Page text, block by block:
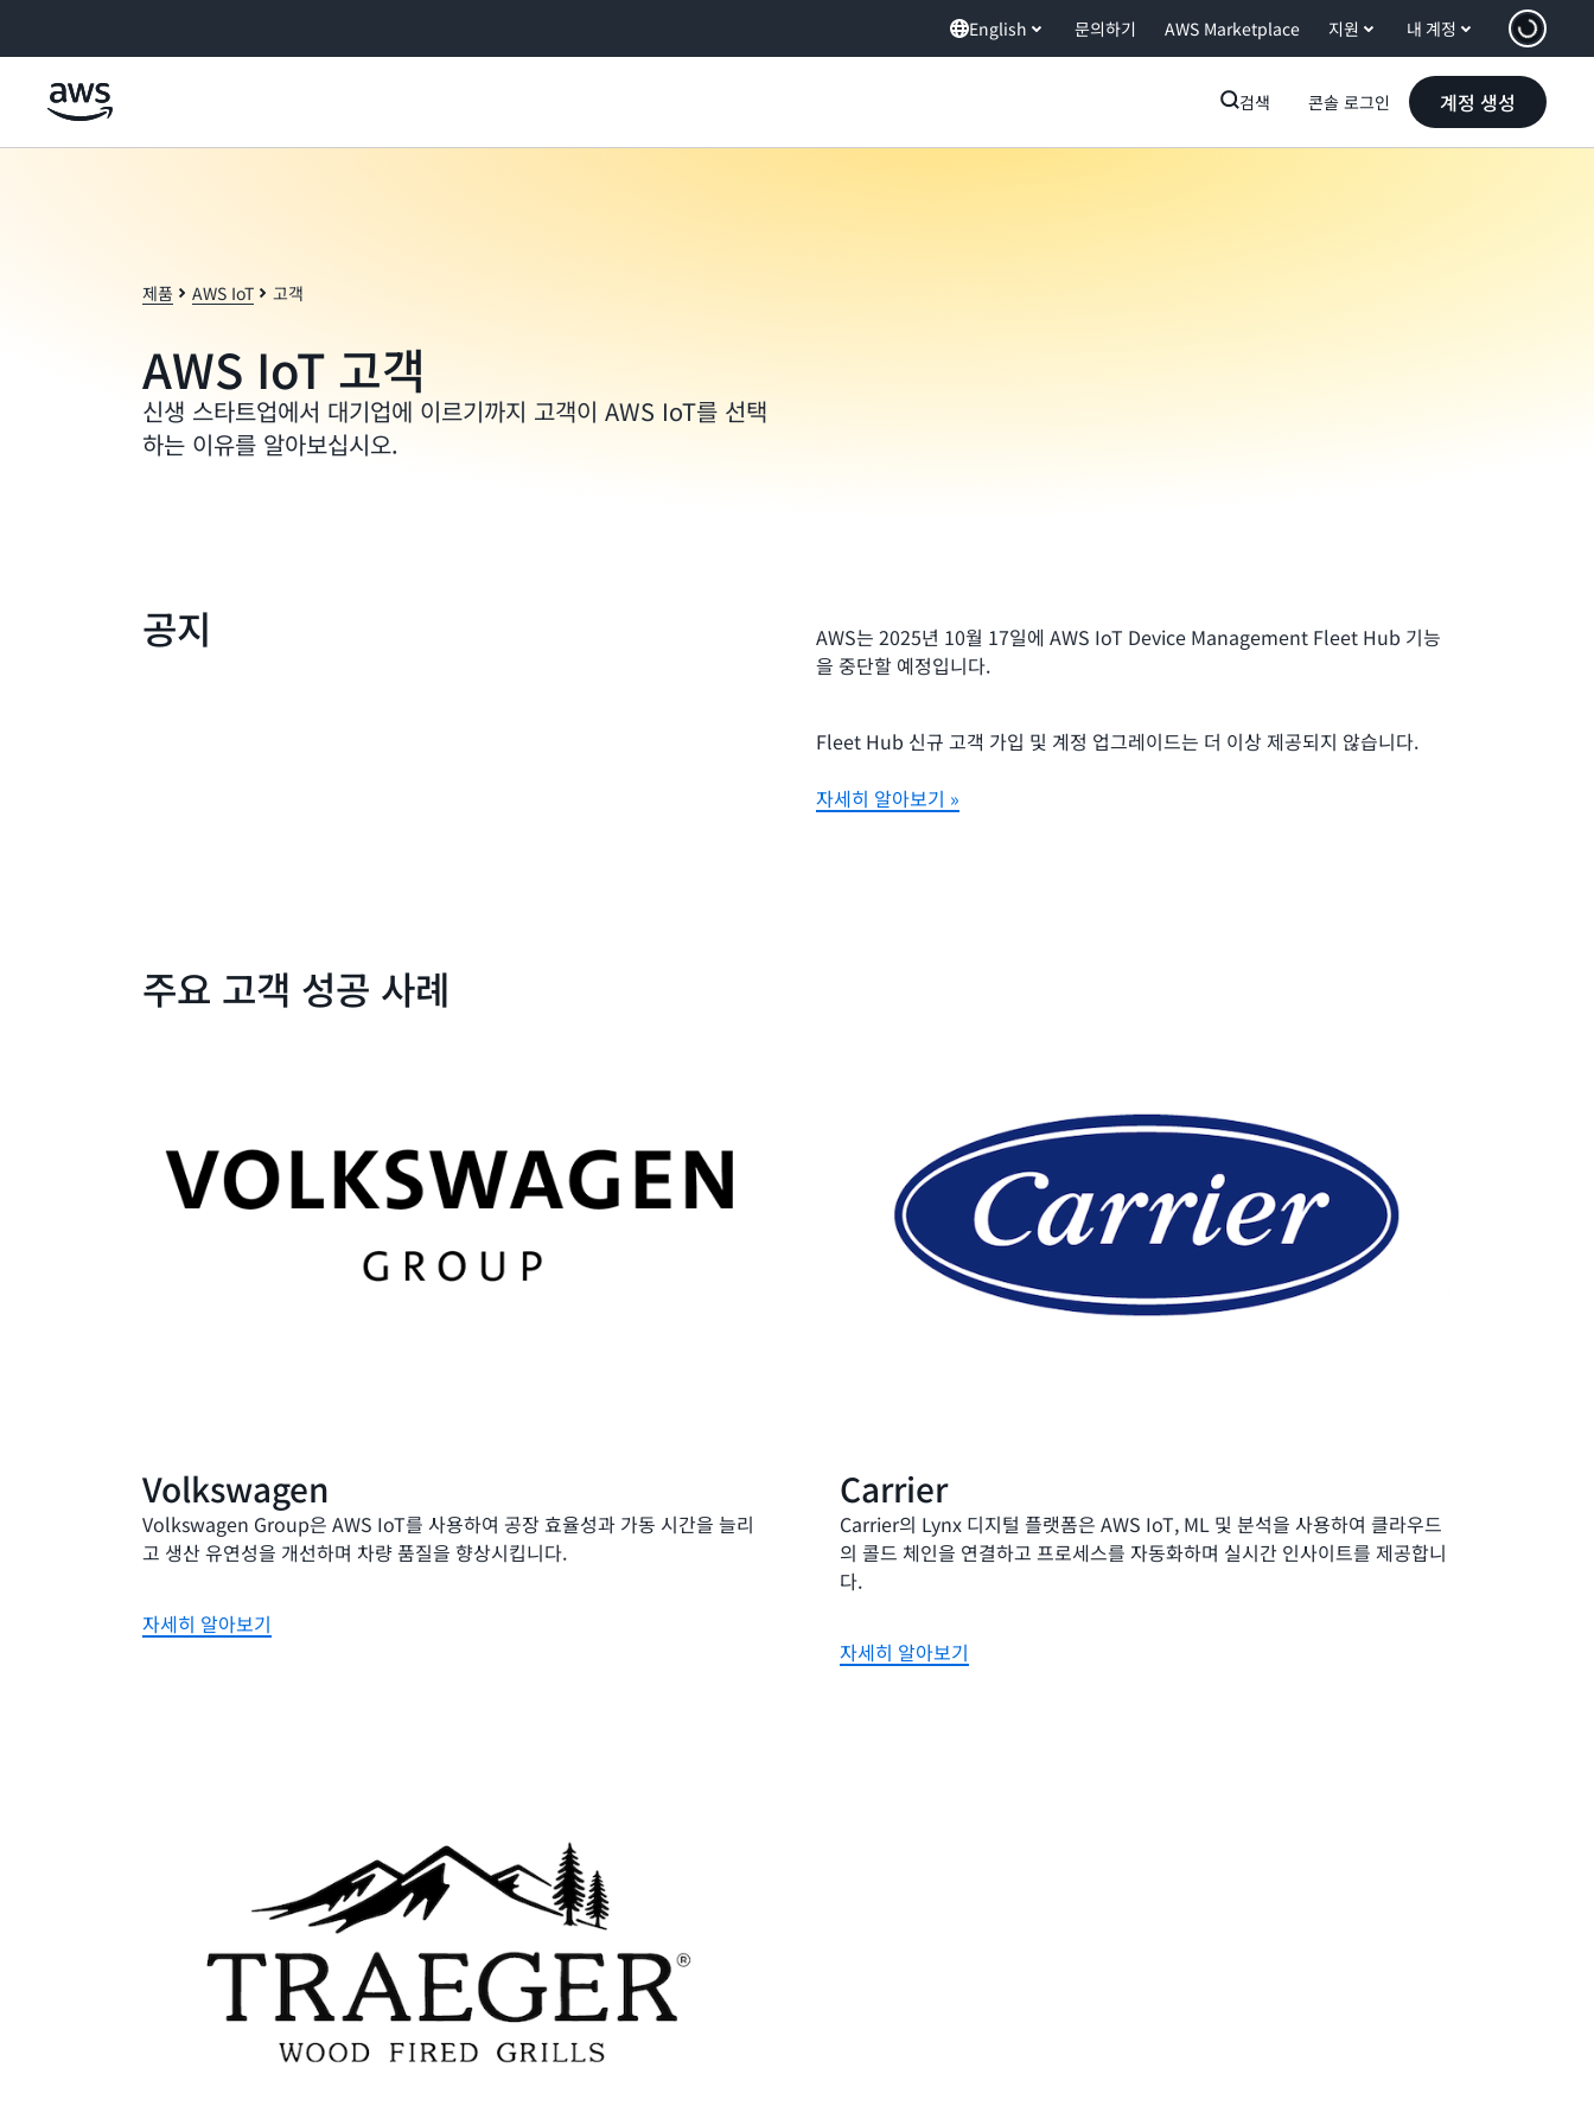
English 문의하기 AWS Marketplace 지원 내 계정
검색 콘솔 로그인 계정 생성
제품 AWS IoT 고객
AWS IoT 고객
신생 스타트업에서 대기업에 이르기까지 고객이 AWS IoT를 선택
하는 이유를 알아보십시오.
공지
AWS는 2025년 10월 17일에 AWS IoT Device Management Fleet Hub 기능
을 중단할 예정입니다.
Fleet Hub 신규 고객 가입 및 계정 업그레이드는 더 이상 제공되지 않습니다.
자세히 알아보기 »
주요 고객 성공 사례
Volkswagen
Volkswagen Group은 AWS IoT를 사용하여 공장 효율성과 가동 시간을 늘리
고 생산 유연성을 개선하며 차량 품질을 향상시킵니다.
자세히 알아보기
Carrier
Carrier의 Lynx 디지털 플랫폼은 AWS IoT, ML 및 분석을 사용하여 클라우드
의 콜드 체인을 연결하고 프로세스를 자동화하며 실시간 인사이트를 제공합니
다.
자세히 알아보기